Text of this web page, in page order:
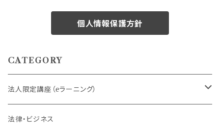
個人情報保護方針
CATEGORY
法人限定講座（eラーニング）
内定者・新入社員
法律・ビジネス